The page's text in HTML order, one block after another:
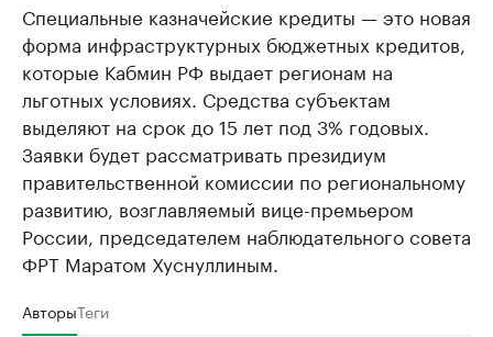
Специальные казначейские кредиты — это новая
форма инфраструктурных бюджетных кредитов,
которые Кабмин РФ выдает регионам на
льготных условиях. Средства субъектам
выделяют на срок до 15 лет под 3% годовых.
Заявки будет рассматривать президиум
правительственной комиссии по региональному
развитию, возглавляемый вице-премьером
России, председателем наблюдательного совета
ФРТ Маратом Хуснуллиным.
АвторыТеги